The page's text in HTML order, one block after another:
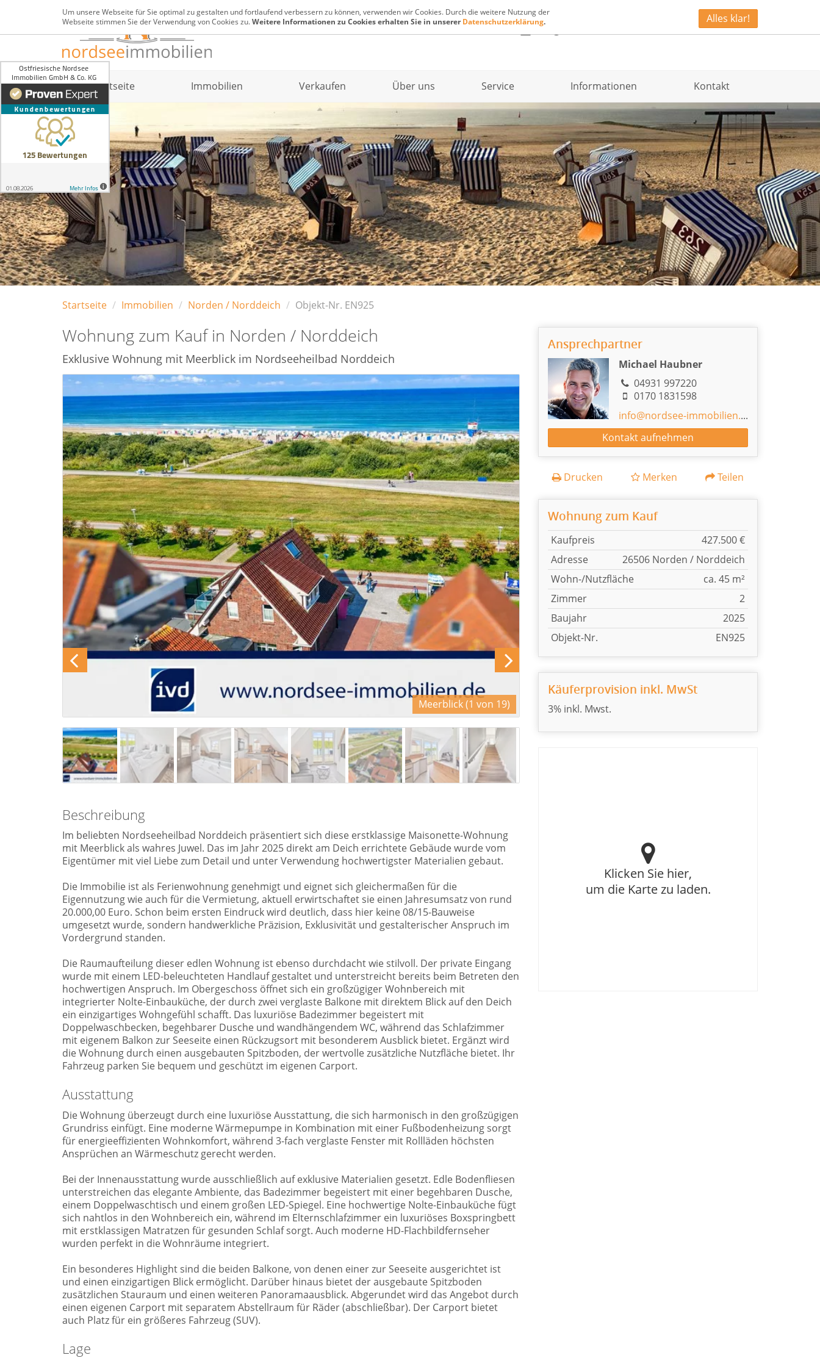
info@nordsee-immobilien.de 04931 997220
Startseite Immobilien Verkaufen Über uns Service Informationen Kontakt
Startseite Immobilien Norden / Norddeich Objekt-Nr. EN925
Wohnung zum Kauf in Norden / Norddeich
Exklusive Wohnung mit Meerblick im Nordseeheilbad Norddeich
Meerblick (1 von 19)
Beschreibung
Im beliebten Nordseeheilbad Norddeich präsentiert sich diese erstklassige Maisonette-Wohnung
mit Meerblick als wahres Juwel. Das im Jahr 2025 direkt am Deich errichtete Gebäude wurde vom
Eigentümer mit viel Liebe zum Detail und unter Verwendung hochwertigster Materialien gebaut.
Die Immobilie ist als Ferienwohnung genehmigt und eignet sich gleichermaßen für die
Eigennutzung wie auch für die Vermietung, aktuell erwirtschaftet sie einen Jahresumsatz von rund
20.000,00 Euro. Schon beim ersten Eindruck wird deutlich, dass hier keine 08/15-Bauweise
umgesetzt wurde, sondern handwerkliche Präzision, Exklusivität und gestalterischer Anspruch im
Vordergrund standen.
Die Raumaufteilung dieser edlen Wohnung ist ebenso durchdacht wie stilvoll. Der private Eingang
wurde mit einem LED-beleuchteten Handlauf gestaltet und unterstreicht bereits beim Betreten den
hochwertigen Anspruch. Im Obergeschoss öffnet sich ein großzügiger Wohnbereich mit
integrierter Nolte-Einbauküche, der durch zwei verglaste Balkone mit direktem Blick auf den Deich
ein einzigartiges Wohngefühl schafft. Das luxuriöse Badezimmer begeistert mit
Doppelwaschbecken, begehbarer Dusche und wandhängendem WC, während das Schlafzimmer
mit eigenem Balkon zur Seeseite einen Rückzugsort mit besonderem Ausblick bietet. Ergänzt wird
die Wohnung durch einen ausgebauten Spitzboden, der wertvolle zusätzliche Nutzfläche bietet. Ihr
Fahrzeug parken Sie bequem und geschützt im eigenen Carport.
Ausstattung
Die Wohnung überzeugt durch eine luxuriöse Ausstattung, die sich harmonisch in den großzügigen
Grundriss einfügt. Eine moderne Wärmepumpe in Kombination mit einer Fußbodenheizung sorgt
für energieeffizienten Wohnkomfort, während 3-fach verglaste Fenster mit Rollläden höchsten
Ansprüchen an Wärmeschutz gerecht werden.
Bei der Innenausstattung wurde ausschließlich auf exklusive Materialien gesetzt. Edle Bodenfliesen
unterstreichen das elegante Ambiente, das Badezimmer begeistert mit einer begehbaren Dusche,
einem Doppelwaschtisch und einem großen LED-Spiegel. Eine hochwertige Nolte-Einbauküche fügt
sich nahtlos in den Wohnbereich ein, während im Elternschlafzimmer ein luxuriöses Boxspringbett
mit erstklassigen Matratzen für gesunden Schlaf sorgt. Auch moderne HD-Flachbildfernseher
wurden perfekt in die Wohnräume integriert.
Ein besonderes Highlight sind die beiden Balkone, von denen einer zur Seeseite ausgerichtet ist
und einen einzigartigen Blick ermöglicht. Darüber hinaus bietet der ausgebaute Spitzboden
zusätzlichen Stauraum und einen weiteren Panoramaausblick. Abgerundet wird das Angebot durch
einen eigenen Carport mit separatem Abstellraum für Räder (abschließbar). Der Carport bietet
auch Platz für ein größeres Fahrzeug (SUV).
Lage
Ansprechpartner
Michael Haubner
04931 997220
0170 1831598
info@nordsee-immobilien.de
Kontakt aufnehmen
Drucken Merken Teilen
Wohnung zum Kauf
Kaufpreis
427.500 €
Adresse
26506 Norden / Norddeich
Wohn-/Nutzfläche
ca. 45 m²
Zimmer
2
Baujahr
2025
Objekt-Nr.
EN925
Käuferprovision inkl. MwSt
3% inkl. Mwst.
Klicken Sie hier,
um die Karte zu laden.
Um unsere Webseite für Sie optimal zu gestalten und fortlaufend verbessern zu können, verwenden wir Cookies. Durch die weitere Nutzung der
Webseite stimmen Sie der Verwendung von Cookies zu.Weitere Informationen zu Cookies erhalten Sie in unsererDatenschutzerklärung. Alles klar!